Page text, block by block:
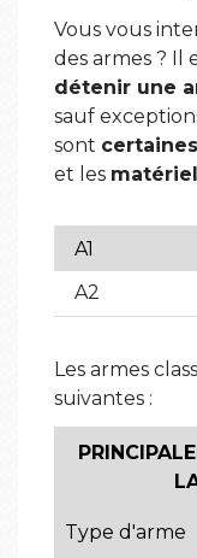
Vous vous
des armes ? Il
détenir une
sauf
sont
et les
A1
A2
Les armes
suivantes :
Type d'arme